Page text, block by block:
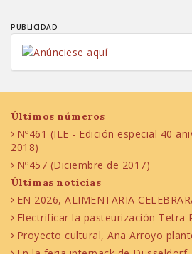
PUBLICIDAD
Últimos números
Nº461 (ILE - Edición especial 40
2018)
Nº457 (Diciembre de 2017)
Últimas noticias
EN 2026, ALIMENTARIA
Electrificar la pasteurización Tetra
Proyecto cultural, Ana Arroyo